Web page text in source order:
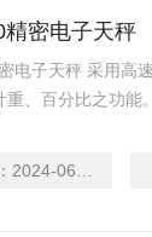
密电子天秤
电子天秤 采用高
重、百分比之功
2024-06-13